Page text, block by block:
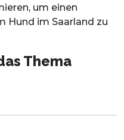
um einen
Hund im Saarland zu
Thema